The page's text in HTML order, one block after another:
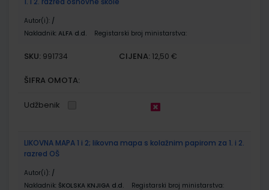
Autor(i): /
Nakladnik: ALFA d.d. Registarski broj ministarstva:
SKU: 991734 CIJENA: 12,50 €
ŠIFRA OMOTA:
Udžbenik
LIKOVNA MAPA 1 i 2; likovna mapa s kolažnim papirom za 1. i 2.
razred OŠ
Autor(i): /
Nakladnik: ŠKOLSKA KNJIGA d.d. Registarski broj ministarstva: